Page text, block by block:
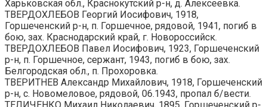
Харьковская обл., Краснокутский р-н, д. Алексеевка.
ТВЕРДОХЛЕБОВ Георгий Иосифович, 1918,
Горшеченский р-н, п. Горшечное, рядовой, 1941, погиб в
бою, зах. Краснодарский край, г. Новороссийск.
ТВЕРДОХЛЕБОВ Павел Иосифович, 1923, Горшеченский
р-н, п. Горшечное, сержант, 1943, погиб в бою, зах.
Белгородская обл., п. Прохоровка.
ТВЕРИТНЕВ Александр Михайлович, 1918, Горшеченский
р-н, с. Новомеловое, рядовой, 06.1943, пропал б/вести.